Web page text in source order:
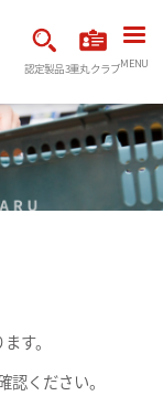
認定製品3重丸クラブMENU
す。
ください。